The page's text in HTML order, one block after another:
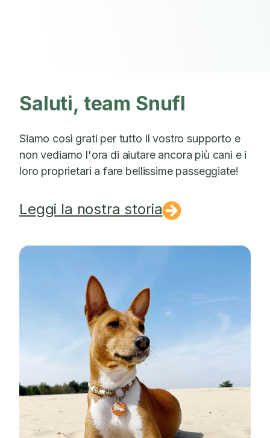
Saluti, team Snufl
Siamo così grati per tutto il vostro supporto e
non vediamo l'ora di aiutare ancora più cani e i
loro proprietari a fare bellissime passeggiate!
Leggi la nostra storia